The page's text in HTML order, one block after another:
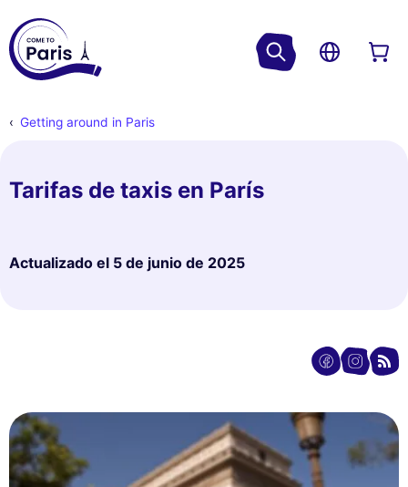
Getting around in Paris
Tarifas de taxis en París
Actualizado el 5 de junio de 2025